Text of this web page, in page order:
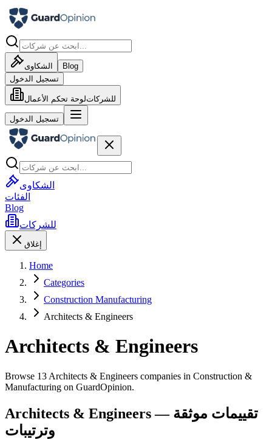
الشكاوى
Blog
تسجيل الدخول
للشركاتلوحة تحكم الأعمال
تسجيل الدخول
الشكاوى
الفئات
Blog
للشركات
إغلاق
Home
Categories
Construction Manufacturing
Architects & Engineers
Architects & Engineers
Browse 13 Architects & Engineers companies in Construction &
Manufacturing on GuardOpinion.
Architects & Engineers — تقييمات موثقة
وترتيبات